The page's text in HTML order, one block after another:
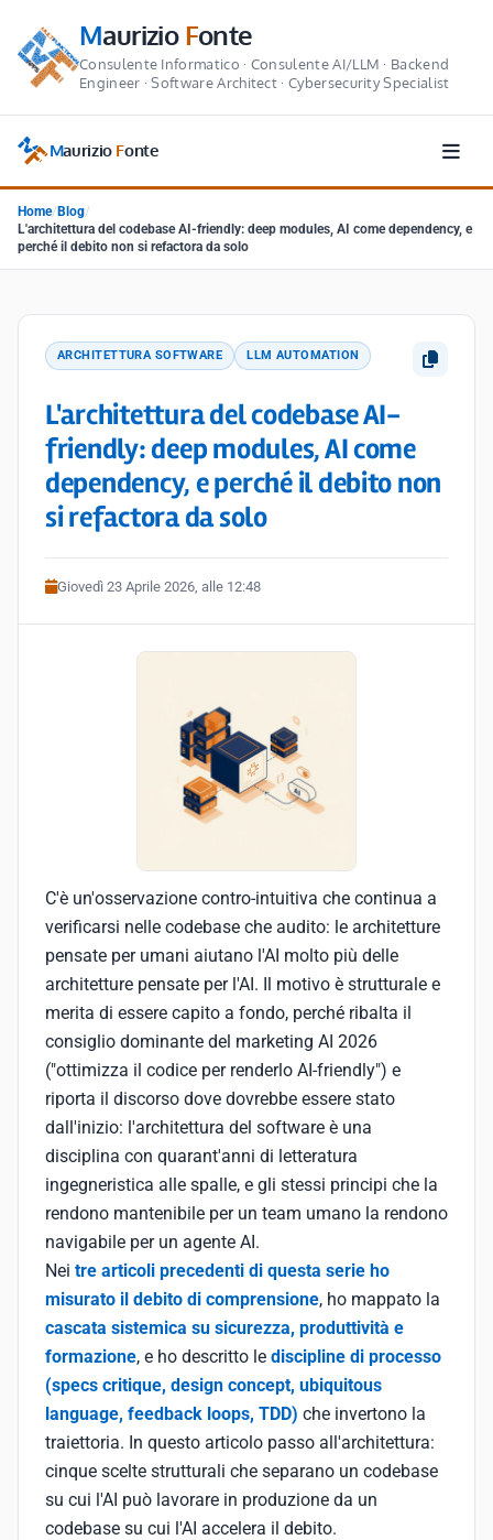
MaurizioFonte
Consulente Informatico · Consulente AI/LLM · Backend
Engineer · Software Architect · Cybersecurity Specialist
Maurizio Fonte
Home/ Blog/
L'architettura del codebase AI-friendly: deep modules, AI come dependency, e
perché il debito non si refactora da solo
ARCHITETTURA SOFTWARE LLM AUTOMATION
L'architettura del codebase AI-
friendly: deep modules, AI come
dependency, e perché il debito non
si refactora da solo
Giovedì 23 Aprile 2026, alle 12:48
C'è un'osservazione contro-intuitiva che continua a
verificarsi nelle codebase che audito: le architetture
pensate per umani aiutano l'AI molto più delle
architetture pensate per l'AI. Il motivo è strutturale e
merita di essere capito a fondo, perché ribalta il
consiglio dominante del marketing AI 2026
("ottimizza il codice per renderlo AI-friendly") e
riporta il discorso dove dovrebbe essere stato
dall'inizio: l'architettura del software è una
disciplina con quarant'anni di letteratura
ingegneristica alle spalle, e gli stessi principi che la
rendono mantenibile per un team umano la rendono
navigabile per un agente AI.
Nei tre articoli precedenti di questa serie ho
misurato il debito di comprensione, ho mappato la
cascata sistemica su sicurezza, produttività e
formazione, e ho descritto le discipline di processo
(specs critique, design concept, ubiquitous
language, feedback loops, TDD) che invertono la
traiettoria. In questo articolo passo all'architettura:
cinque scelte strutturali che separano un codebase
su cui l'AI può lavorare in produzione da un
codebase su cui l'AI accelera il debito.